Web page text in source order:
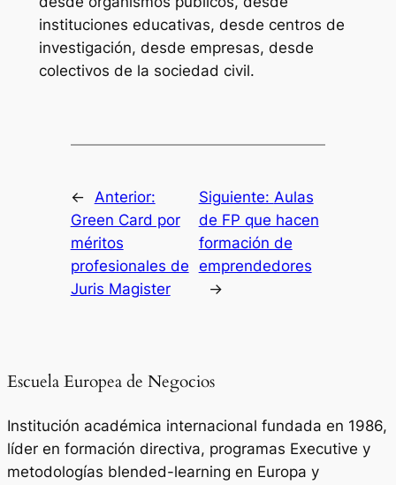
instituciones educativas, desde centros de
investigación, desde empresas, desde
colectivos de la sociedad civil.
←
Anterior:
Green Card por
méritos
profesionales de
Juris Magister
Siguiente: Aulas
de FP que hacen
formación de
emprendedores
→
Escuela Europea de Negocios
Institución académica internacional fundada en 1986,
líder en formación directiva, programas Executive y
metodologías blended-learning en Europa y